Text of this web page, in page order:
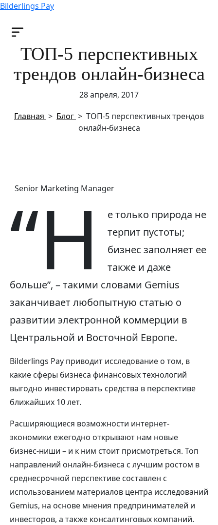
Bilderlings Pay
ТОП-5 перспективных
трендов онлайн-бизнеса
28 апреля, 2017
Главная > Блог > ТОП-5 перспективных трендов
онлайн-бизнеса
Senior Marketing Manager
“Н
е только природа не
терпит пустоты;
бизнес заполняет ее
также и даже
больше”, – такими словами Gemius
заканчивает любопытную статью о
развитии электронной коммерции в
Центральной и Восточной Европе.
Bilderlings Pay приводит исследование о том, в
какие сферы бизнеса финансовых технологий
выгодно инвестировать средства в перспективе
ближайших 10 лет.
Расширяющиеся возможности интернет-
экономики ежегодно открывают нам новые
бизнес-ниши – и к ним стоит присмотреться. Топ
направлений онлайн-бизнеса с лучшим ростом в
среднесрочной перспективе составлен с
использованием материалов центра исследований
Gemius, на основе мнения предпринимателей и
инвесторов, а также консалтинговых компаний.